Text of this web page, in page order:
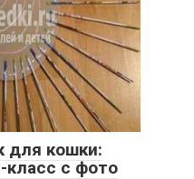
для кошки:
с фото